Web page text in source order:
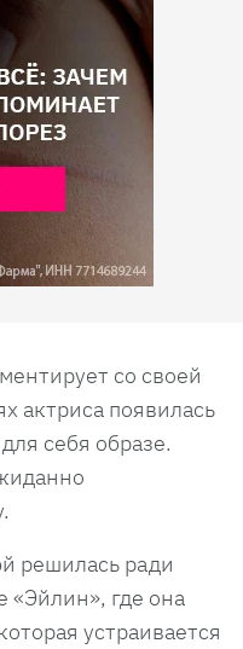
со своей
актриса появилась
себя образе.
решилась ради
«Эйлин», где она
устраивается